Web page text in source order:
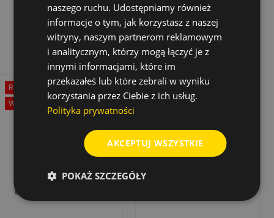
Cena
77,55 zł
Dodaj do koszyka
Cena
84,05 zł
Dodaj do koszyka
-50%
Rabat
Wyprzedaż!
naszego ruchu. Udostępniamy również
informacje o tym, jak korzystasz z naszej
witryny, naszym partnerom reklamowym
i analitycznym, którzy mogą łączyć je z
innymi informacjami, które im
przekazałeś lub które zebrali w wyniku
korzystania przez Ciebie z ich usług.
Polityka prywatności
AKCEPTUJ WSZYSTKIE
POKAŻ SZCZEGÓŁY